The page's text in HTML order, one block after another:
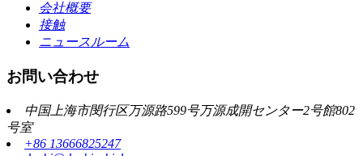
会社概要
接触
ニュースルーム
お問い合わせ
中国上海市閔行区万源路599号万源成開センター2号館802
号室
+86 13666825247